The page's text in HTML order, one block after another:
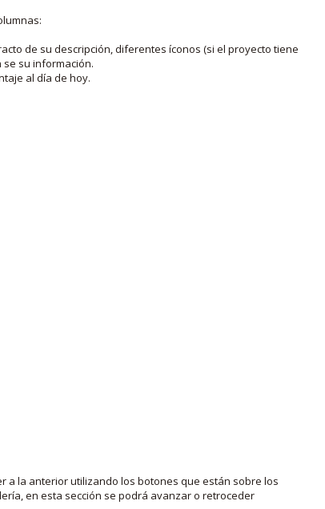
de su descripción, diferentes íconos (si el proyecto tiene
su información.
al día de hoy.
a la anterior utilizando los botones que están sobre los
en esta sección se podrá avanzar o retroceder